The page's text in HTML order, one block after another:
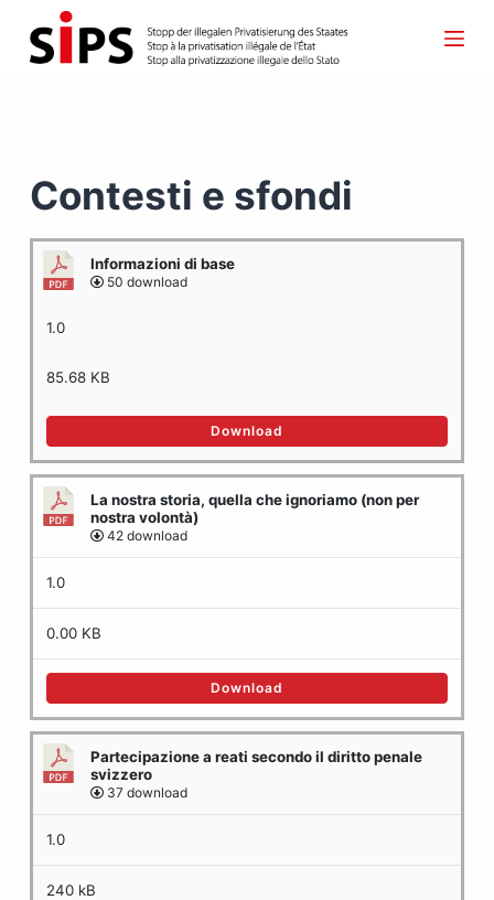
S
a
aContesti e sfondi
Informazioni di base
50 download
1.0
85.68 KB
Download
La nostra storia, quella che ignoriamo (non per
nostra volontà)
42 download
1.0
0.00 KB
Download
Partecipazione a reati secondo il diritto penale
svizzero
37 download
1.0
240 kB